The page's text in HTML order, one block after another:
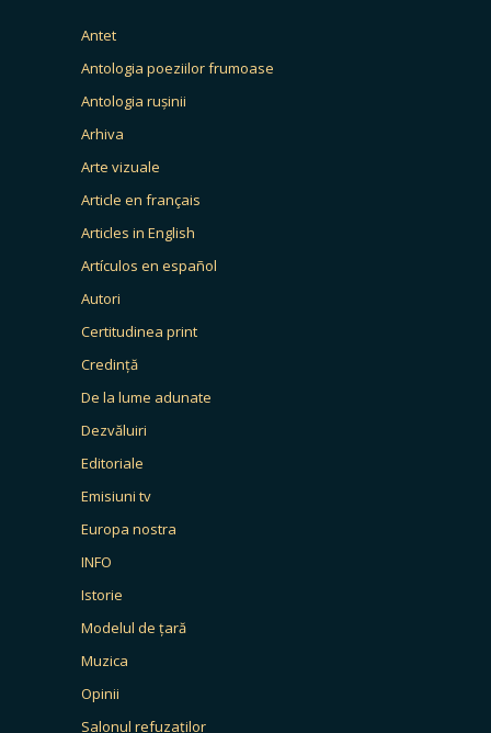
Antet
Antologia poeziilor frumoase
Antologia rușinii
Arhiva
Arte vizuale
Article en français
Articles in English
Artículos en español
Autori
Certitudinea print
Credință
De la lume adunate
Dezvăluiri
Editoriale
Emisiuni tv
Europa nostra
INFO
Istorie
Modelul de țară
Muzica
Opinii
Salonul refuzaților